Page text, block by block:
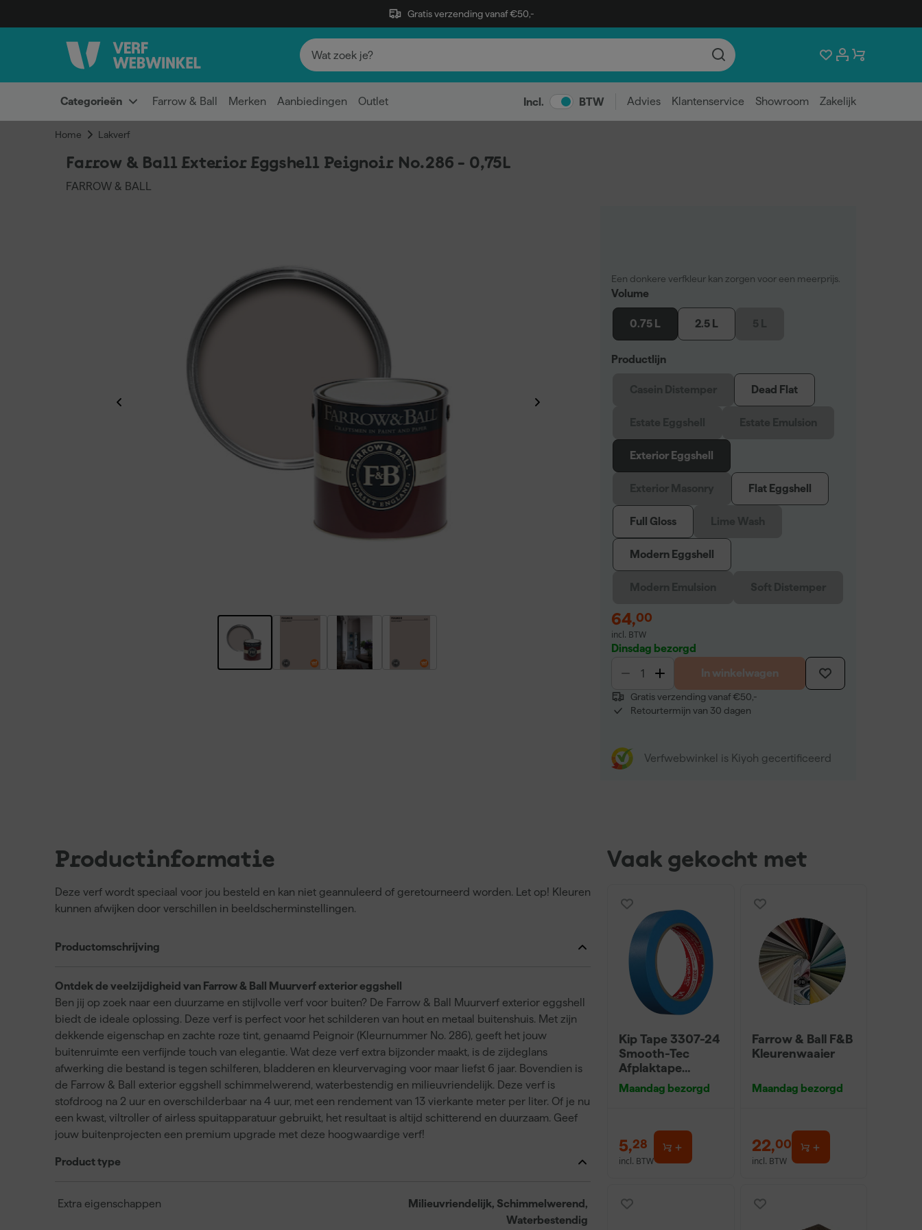
Gratis verzending vanaf €50,-
Categorieën Farrow & Ball Merken Aanbiedingen Outlet Incl. BTW Advies Klantenservice Showroom Zakelijk
Home Lakverf
Farrow & Ball Exterior Eggshell Peignoir No.286 - 0,75L
FARROW & BALL
Een donkere verfkleur kan zorgen voor een meerprijs.
Volume
0.75 L 2.5 L
Productlijn
Dead Flat
Exterior Eggshell
Flat Eggshell
Full Gloss
Modern Eggshell
64,00
incl. BTW
Dinsdag bezorgd
In winkelwagen
Gratis verzending vanaf €50,-
Retourtermijn van 30 dagen
Verfwebwinkel is Kiyoh gecertificeerd
Productinformatie
Deze verf wordt speciaal voor jou besteld en kan niet geannuleerd of geretourneerd worden. Let op! Kleuren
kunnen afwijken door verschillen in beeldscherminstellingen.
Productomschrijving
Ontdek de veelzijdigheid van Farrow & Ball Muurverf exterior eggshell
Ben jij op zoek naar een duurzame en stijlvolle verf voor buiten? De Farrow & Ball Muurverf exterior eggshell
biedt de ideale oplossing. Deze verf is perfect voor het schilderen van hout en metaal buitenshuis. Met zijn
dekkende eigenschap en zachte roze tint, genaamd Peignoir (Kleurnummer No. 286), geeft het jouw
buitenruimte een verfijnde touch van elegantie. Wat deze verf extra bijzonder maakt, is de zijdeglans
afwerking die bestand is tegen schilferen, bladderen en kleurvervaging voor maar liefst 6 jaar. Bovendien is
de Farrow & Ball exterior eggshell schimmelwerend, waterbestendig en milieuvriendelijk. Deze verf is
stofdroog na 2 uur en overschilderbaar na 4 uur, met een rendement van 13 vierkante meter per liter. Of je nu
een kwast, viltroller of airless spuitapparatuur gebruikt, het resultaat is altijd schitterend en duurzaam. Geef
jouw buitenprojecten een premium upgrade met deze hoogwaardige verf!
Product type
Extra eigenschappen
Milieuvriendelijk, Schimmelwerend,
Waterbestendig
Vaak gekocht met
Kip Tape 3307-24
Smooth-Tec
Afplaktape
Buitengebruik -
24mm x 50m
Maandag bezorgd
5,28
incl. BTW
Farrow & Ball F&B
Kleurenwaaier
Maandag bezorgd
22,00
incl. BTW